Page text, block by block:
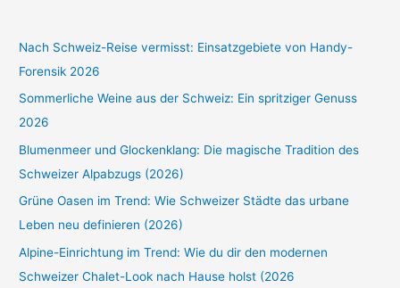
Nach Schweiz-Reise vermisst: Einsatzgebiete von Handy-
Forensik 2026
Sommerliche Weine aus der Schweiz: Ein spritziger Genuss
2026
Blumenmeer und Glockenklang: Die magische Tradition des
Schweizer Alpabzugs (2026)
Grüne Oasen im Trend: Wie Schweizer Städte das urbane
Leben neu definieren (2026)
Alpine-Einrichtung im Trend: Wie du dir den modernen
Schweizer Chalet-Look nach Hause holst (2026